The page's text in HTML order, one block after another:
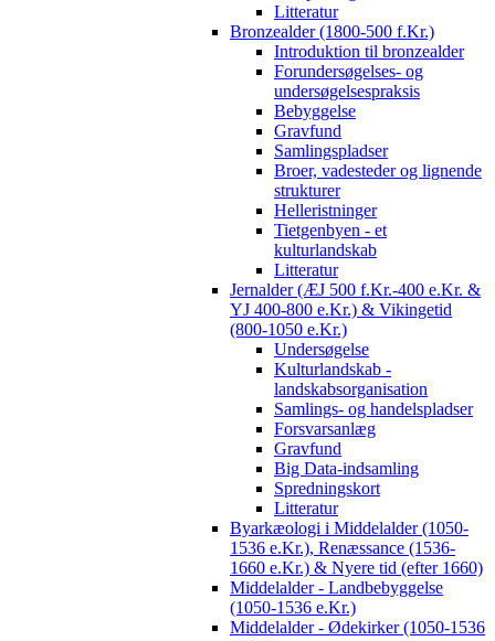
Litteratur
Bronzealder (1800-500 f.Kr.)
Introduktion til bronzealder
Forundersøgelses- og
undersøgelsespraksis
Bebyggelse
Gravfund
Samlingspladser
Broer, vadesteder og lignende
strukturer
Helleristninger
Tietgenbyen - et
kulturlandskab
Litteratur
Jernalder (ÆJ 500 f.Kr.-400 e.Kr. &
YJ 400-800 e.Kr.) & Vikingetid
(800-1050 e.Kr.)
Undersøgelse
Kulturlandskab -
landskabsorganisation
Samlings- og handelspladser
Forsvarsanlæg
Gravfund
Big Data-indsamling
Spredningskort
Litteratur
Byarkæologi i Middelalder (1050-
1536 e.Kr.), Renæssance (1536-
1660 e.Kr.) & Nyere tid (efter 1660)
Middelalder - Landbebyggelse
(1050-1536 e.Kr.)
Middelalder - Ødekirker (1050-1536